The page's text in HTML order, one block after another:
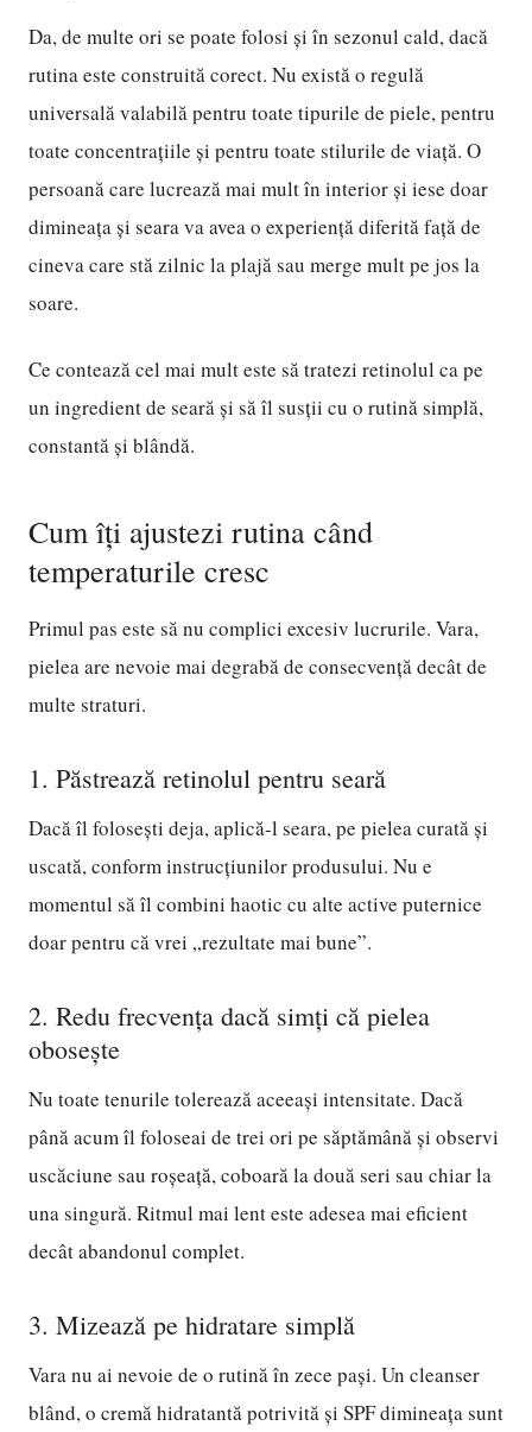
Da, de multe ori se poate folosi și în sezonul cald, dacă
rutina este construită corect. Nu există o regulă
universală valabilă pentru toate tipurile de piele, pentru
toate concentrațiile și pentru toate stilurile de viață. O
persoană care lucrează mai mult în interior și iese doar
dimineața și seara va avea o experiență diferită față de
cineva care stă zilnic la plajă sau merge mult pe jos la
soare.
Ce contează cel mai mult este să tratezi retinolul ca pe
un ingredient de seară și să îl susții cu o rutină simplă,
constantă și blândă.
Cum îți ajustezi rutina când
temperaturile cresc
Primul pas este să nu complici excesiv lucrurile. Vara,
pielea are nevoie mai degrabă de consecvență decât de
multe straturi.
1. Păstrează retinolul pentru seară
Dacă îl folosești deja, aplică-l seara, pe pielea curată și
uscată, conform instrucțiunilor produsului. Nu e
momentul să îl combini haotic cu alte active puternice
doar pentru că vrei „rezultate mai bune”.
2. Redu frecvența dacă simți că pielea
obosește
Nu toate tenurile tolerează aceeași intensitate. Dacă
până acum îl foloseai de trei ori pe săptămână și observi
uscăciune sau roșeață, coboară la două seri sau chiar la
una singură. Ritmul mai lent este adesea mai eficient
decât abandonul complet.
3. Mizează pe hidratare simplă
Vara nu ai nevoie de o rutină în zece pași. Un cleanser
blând, o cremă hidratantă potrivită și SPF dimineața sunt